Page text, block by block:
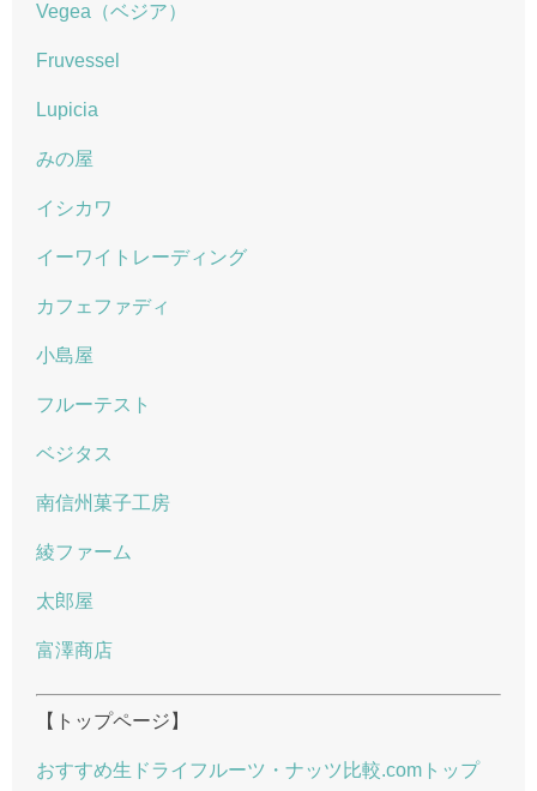
Vegea（ベジア）
Fruvessel
Lupicia
みの屋
イシカワ
イーワイトレーディング
カフェファディ
小島屋
フルーテスト
ベジタス
南信州菓子工房
綾ファーム
太郎屋
富澤商店
【トップページ】
おすすめ生ドライフルーツ・ナッツ比較.comトップ